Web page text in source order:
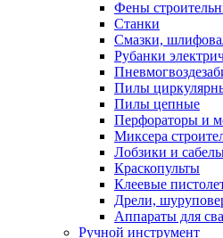
Фены
Станки
Смазки,
Рубанки
Пилы
Пилы цепные
Перфораторы и
Миксера
Лобзики и
Краскопульты
Клеевые
Дрели,
Аппараты для
Ручной инструмент